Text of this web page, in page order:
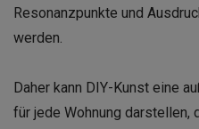
Resonanzpunkte und
werden.
Daher kann DIY-Kunst eine
für jede Wohnung darstellen,